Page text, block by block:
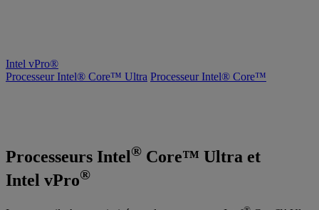
Intel vPro®
Processeur Intel® Core™ Ultra Processeur Intel® Core™
Processeurs Intel® Core™ Ultra et
Intel vPro®